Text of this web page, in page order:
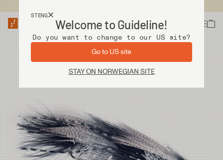
STENG
Welcome to Guideline!
Do you want to change to our US site?
Go to US site
STAY ON NORWEGIAN SITE